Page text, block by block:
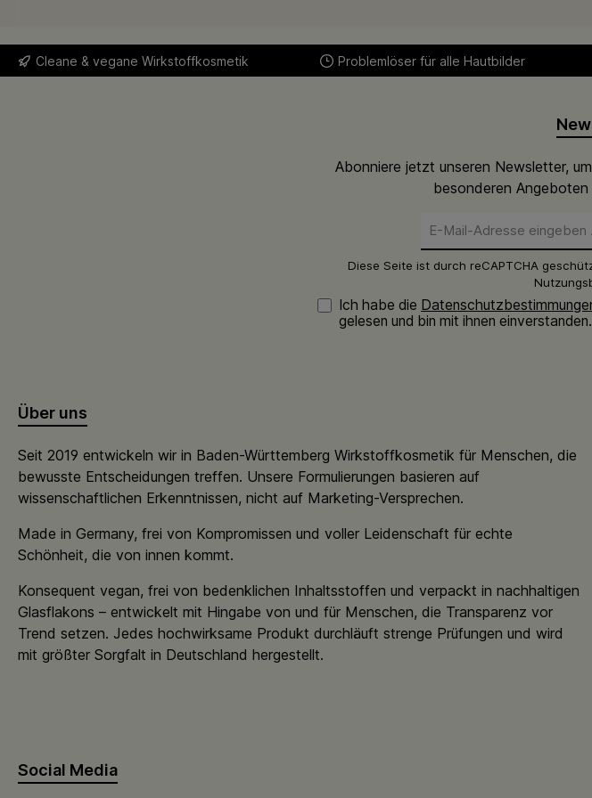
Cleane & vegane Wirkstoffkosmetik Problemlöser für alle Hautbilder
Abonniere jetzt unseren Newsletter,
besonderen
Mail-
Diese Seite ist durch reCAPTCHA
Ich habe die
gelesen und bin mit ihnen einverstanden.
Über uns
Seit 2019 entwickeln wir in Baden-Württemberg Wirkstoffkosmetik für Menschen, die
bewusste Entscheidungen treffen. Unsere Formulierungen basieren auf
wissenschaftlichen Erkenntnissen, nicht auf Marketing-Versprechen.
Made in Germany, frei von Kompromissen und voller Leidenschaft für echte
Schönheit, die von innen kommt.
Konsequent vegan, frei von bedenklichen Inhaltsstoffen und verpackt in nachhaltigen
Glasflakons – entwickelt mit Hingabe von und für Menschen, die Transparenz vor
Trend setzen. Jedes hochwirksame Produkt durchläuft strenge Prüfungen und wird
mit größter Sorgfalt in Deutschland hergestellt.
Social Media